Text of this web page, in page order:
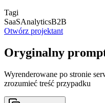
Tagi
SaaSAnalyticsB2B
Otwórz projektant
Oryginalny
Wyrenderowane po stronie
zrozumieć treść przypadku